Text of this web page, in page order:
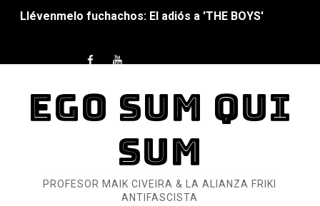
Mario: La epopeya del fontanero - Parte II
Mario: La epopeya del fontanero - Parte I
Pequeña Filmoteca Antifascista
Que no nos aplaste el Talón de Hierro
Pokémon: La película existencialista
EGO SUM QUI
SUM
PROFESOR MAIK CIVEIRA & LA ALIANZA FRIKI
ANTIFASCISTA